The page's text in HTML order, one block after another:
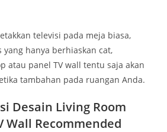
televisi pada meja biasa,
hanya berhiaskan cat,
atau panel TV wall tentu saja akan
tambahan pada ruangan Anda.
Desain Living Room
Wall Recommended